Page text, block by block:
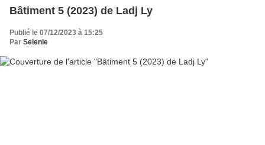
Bâtiment 5 (2023) de Ladj Ly
Publié le 07/12/2023 à 15:25
Par Selenie